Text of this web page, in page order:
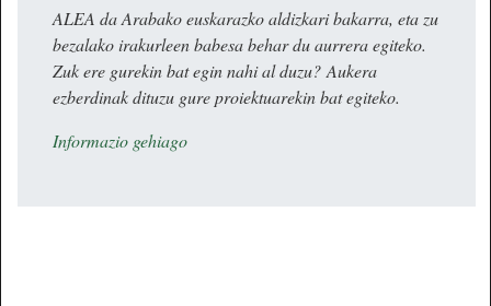
ALEA da Arabako euskarazko aldizkari bakarra, eta zu
bezalako irakurleen babesa behar du aurrera egiteko.
Zuk ere gurekin bat egin nahi al duzu? Aukera
ezberdinak dituzu gure proiektuarekin bat egiteko.
Informazio gehiago